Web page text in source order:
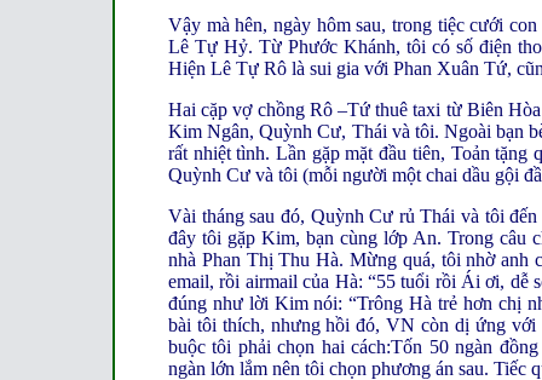
Vậy mà hên, ngày hôm sau, trong tiệc cưới
Lê Tự Hỷ. Từ Phước Khánh, tôi có số điện
Hiện Lê Tự Rô là sui gia với Phan Xuân Tứ,
Hai cặp vợ chồng Rô –Tứ thuê taxi từ Biên
Kim Ngân, Quỳnh Cư, Thái và tôi. Ngoài bạn
rất nhiệt tình. Lần gặp mặt đầu tiên, Toản
Quỳnh Cư và tôi (mỗi người một chai dầu gội
Vài tháng sau đó, Quỳnh Cư rủ Thái và tôi
đây tôi gặp Kim, bạn cùng lớp An. Trong câu
nhà Phan Thị Thu Hà. Mừng quá, tôi nhờ anh
email, rồi airmail của Hà: “55 tuổi rồi Ái ơi, dễ
đúng như lời Kim nói: “Trông Hà trẻ hơn chị
bài tôi thích, nhưng hồi đó, VN còn dị ứng với
buộc tôi phải chọn hai cách:Tốn 50 ngàn
ngàn lớn lắm nên tôi chọn phương án sau. Tiếc